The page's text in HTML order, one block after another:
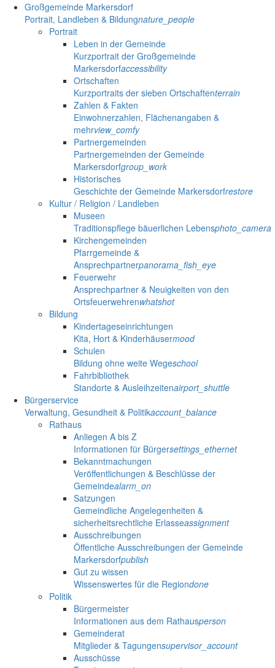
Großgemeinde Markersdorf
Portrait, Landleben & Bildungnature_people
Portrait
Leben in der Gemeinde
Kurzportrait der Großgemeinde
Markersdorfaccessibility
Ortschaften
Kurzportraits der sieben Ortschaftenterrain
Zahlen & Fakten
Einwohnerzahlen, Flächenangaben &
mehrview_comfy
Partnergemeinden
Partnergemeinden der Gemeinde
Markersdorfgroup_work
Historisches
Geschichte der Gemeinde Markersdorfrestore
Kultur / Religion / Landleben
Museen
Traditionspflege bäuerlichen Lebensphoto_camera
Kirchengemeinden
Pfarrgemeinde &
Ansprechpartnerpanorama_fish_eye
Feuerwehr
Ansprechpartner & Neuigkeiten von den
Ortsfeuerwehrenwhatshot
Bildung
Kindertageseinrichtungen
Kita, Hort & Kinderhäusermood
Schulen
Bildung ohne weite Wegeschool
Fahrbibliothek
Standorte & Ausleihzeitenairport_shuttle
Bürgerservice
Verwaltung, Gesundheit & Politikaccount_balance
Rathaus
Anliegen A bis Z
Informationen für Bürgersettings_ethernet
Bekanntmachungen
Veröffentlichungen & Beschlüsse der
Gemeindealarm_on
Satzungen
Gemeindliche Angelegenheiten &
sicherheitsrechtliche Erlasseassignment
Ausschreibungen
Öffentliche Ausschreibungen der Gemeinde
Markersdorfpublish
Gut zu wissen
Wissenswertes für die Regiondone
Politik
Bürgermeister
Informationen aus dem Rathausperson
Gemeinderat
Mitglieder & Tagungensupervisor_account
Ausschüsse